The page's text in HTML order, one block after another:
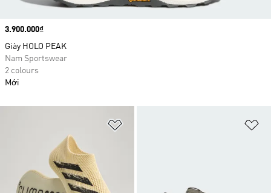
Price
3.900.000₫
Giày HOLO PEAK
Nam Sportswear
2 colours
Mới